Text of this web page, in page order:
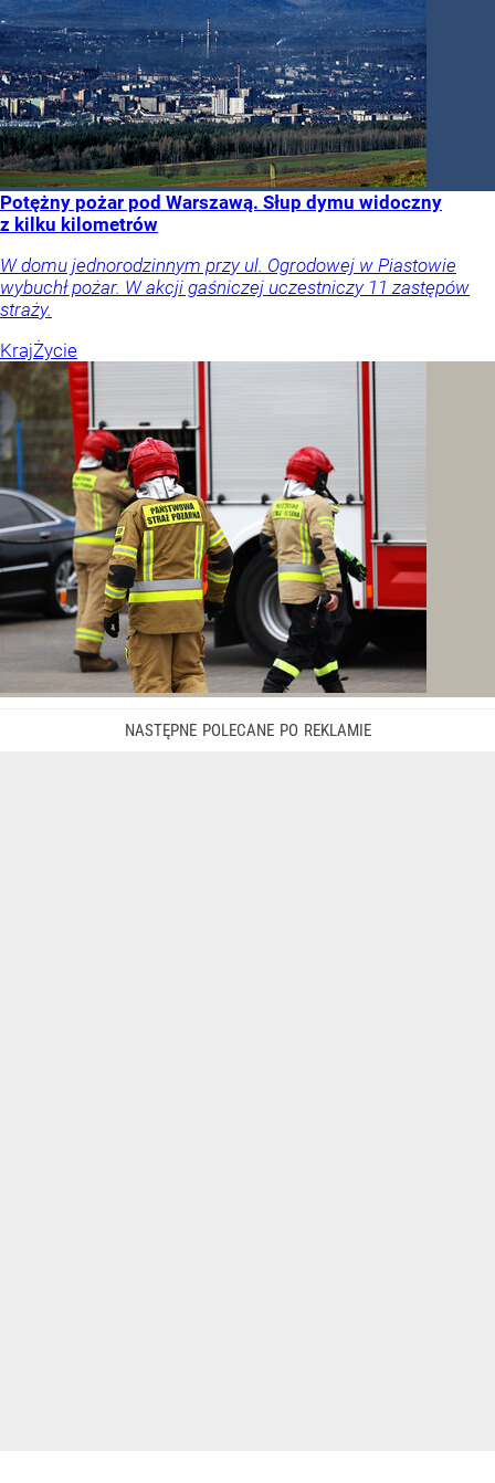
Potężny pożar pod Warszawą. Słup dymu widoczny
z kilku kilometrów
W domu jednorodzinnym przy ul. Ogrodowej w Piastowie
wybuchł pożar. W akcji gaśniczej uczestniczy 11 zastępów
straży.
KrajŻycie